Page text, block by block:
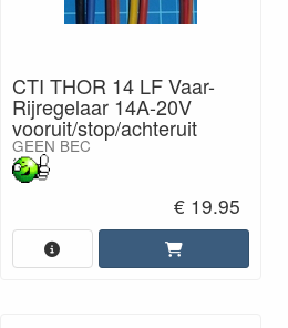
CTI THOR 14 LF Vaar-
Rijregelaar 14A-20V
vooruit/stop/achteruit
GEEN BEC
€ 19.95